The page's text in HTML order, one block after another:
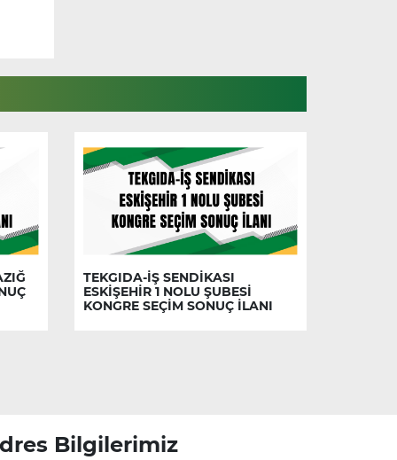
TEKGIDA-İŞ SENDİKASI
ESKİŞEHİR 1 NOLU ŞUBESİ
KONGRE SEÇİM SONUÇ İLANI
Bilgilerimiz